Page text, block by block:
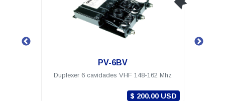
6 cavidades VHF 148-162 Mhz Duplexer 6 cavidades